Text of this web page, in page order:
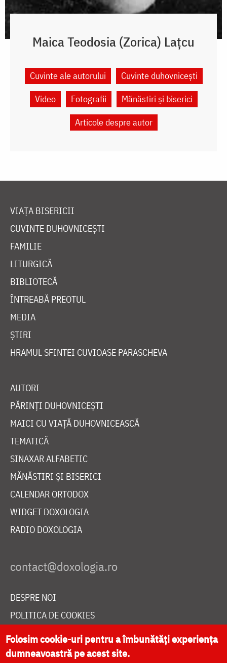
Maica Teodosia (Zorica) Lațcu
Cuvinte ale autorului
Cuvinte duhovnicești
Video
Fotografii
Mănăstiri și biserici
Articole despre autor
VIAȚA BISERICII
CUVINTE DUHOVNICEȘTI
FAMILIE
LITURGICĂ
BIBLIOTECĂ
ÎNTREABĂ PREOTUL
MEDIA
ȘTIRI
HRAMUL SFINTEI CUVIOASE PARASCHEVA
AUTORI
PĂRINȚI DUHOVNICEȘTI
MAICI CU VIAȚĂ DUHOVNICEASCĂ
TEMATICĂ
SINAXAR ALFABETIC
MĂNĂSTIRI ȘI BISERICI
CALENDAR ORTODOX
WIDGET DOXOLOGIA
RADIO DOXOLOGIA
DESPRE NOI
POLITICA DE COOKIES
DONEAZĂ ONLINE PENTRU CATEDRALA NAȚIONALĂ
Folosim cookie-uri pentru a îmbunătăți experiența
dumneavoastră pe acest site.